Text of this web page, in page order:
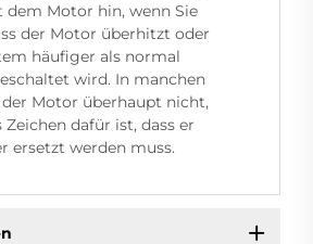
Motor hin, wenn Sie
der Motor überhitzt oder
häufiger als normal
wird. In manchen
Motor überhaupt nicht,
Zeichen dafür ist, dass er
ersetzt werden muss.